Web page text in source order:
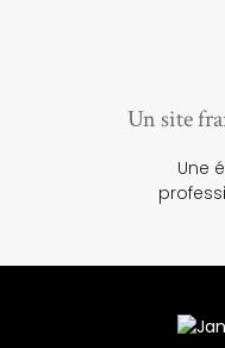
Un site
Une